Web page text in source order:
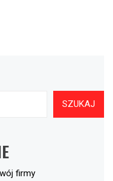
SZUKAJ
firmy